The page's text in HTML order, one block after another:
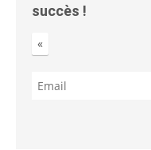
succès !
«